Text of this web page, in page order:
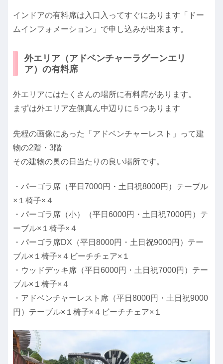
インドアの有料席は入口入ってすぐにあります「ドー
ムインフォメーション」で申し込みが出来ます。
外エリア（アドベンチャーラグーンエリ
ア）の有料席
外エリアにはたくさんの場所に有料席があります。
まずは外エリア左側真ん中辺りに５つあります
先程の画像にあった「アドベンチャーレスト」って建
物の2階・3階
その建物の奥の日当たりの良い場所です。
・パーゴラ席（平日7000円・土日祝8000円）テーブル
×１椅子×４
・パーゴラ席（小）（平日6000円・土日祝7000円）テ
ーブル×１椅子×４
・パーゴラ席DX（平日8000円・土日祝9000円）テー
ブル×１椅子×４ビーチチェア×１
・ウッドデッキ席（平日6000円・土日祝7000円）テー
ブル×１椅子×４
・アドベンチャーレスト席（平日8000円・土日祝9000
円）テーブル×１椅子×４ビーチチェア×１